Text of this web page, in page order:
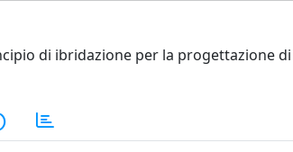
di ibridazione per la progettazione di